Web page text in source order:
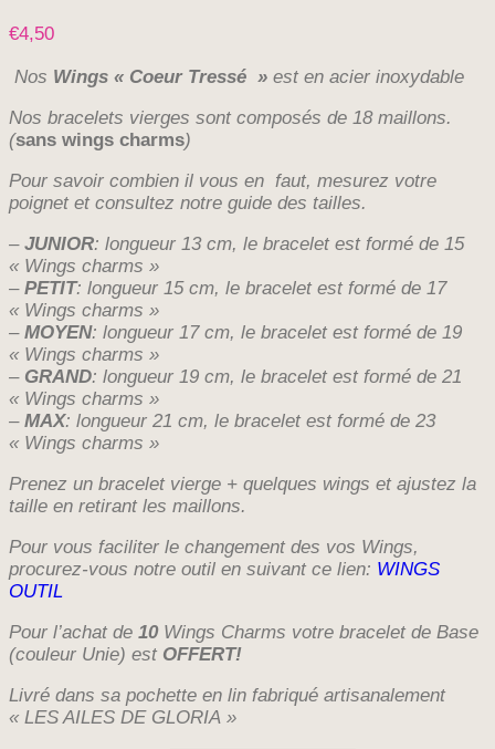
€4,50
Nos Wings « Coeur Tressé » est en acier inoxydable
Nos bracelets vierges sont composés de 18 maillons.
(sans wings charms)
Pour savoir combien il vous en faut, mesurez votre
poignet et consultez notre guide des tailles.
– JUNIOR: longueur 13 cm, le bracelet est formé de 15
« Wings charms »
– PETIT: longueur 15 cm, le bracelet est formé de 17
« Wings charms »
– MOYEN: longueur 17 cm, le bracelet est formé de 19
« Wings charms »
– GRAND: longueur 19 cm, le bracelet est formé de 21
« Wings charms »
– MAX: longueur 21 cm, le bracelet est formé de 23
« Wings charms »
Prenez un bracelet vierge + quelques wings et ajustez la
taille en retirant les maillons.
Pour vous faciliter le changement des vos Wings,
procurez-vous notre outil en suivant ce lien: WINGS
OUTIL
Pour l’achat de 10Wings Charms votre bracelet de Base
(couleur Unie) est OFFERT!
Livré dans sa pochette en lin fabriqué artisanalement
« LES AILES DE GLORIA »